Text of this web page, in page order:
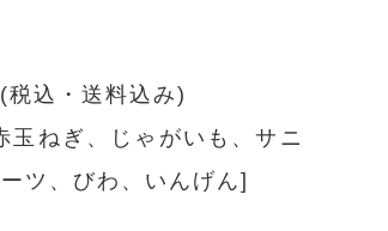
込・送料込み)
ねぎ、じゃがいも、サニ
ツ、びわ、いんげん]